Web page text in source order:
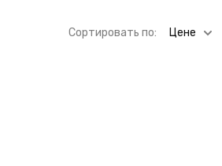
Cортировать по: Цене